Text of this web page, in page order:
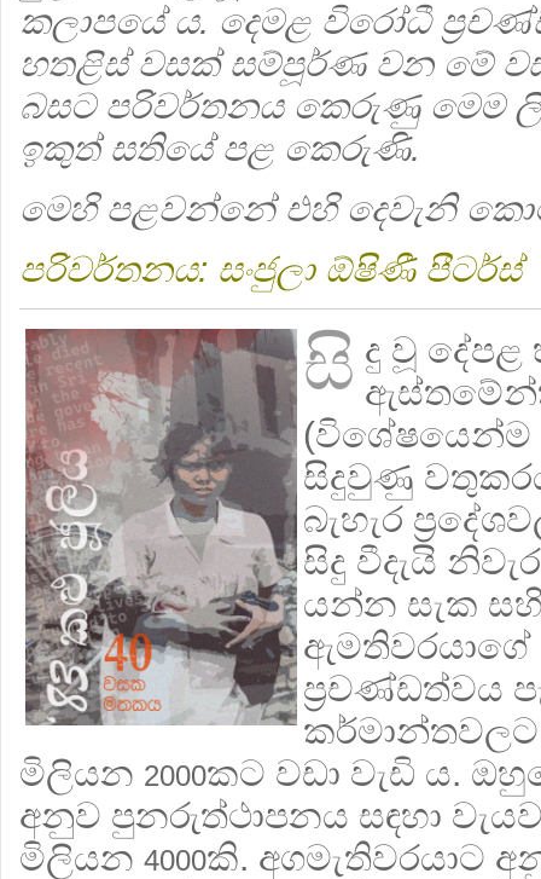
කලාපයේ ය. දෙමළ විරෝධී
හතළිස් වසක් සම්පූර්ණ වන මේ
බසට පරිවර්තනය කෙරුණු මෙම
ඉකුත් සතියේ පළ කෙරුණි.
මෙහි පළවන්නේ එහි දෙවැනි
පරිවර්තනය: සංජුලා ඕෂිණී පීටර්ස්
සි දු වූ දේපළ
(විශේෂයෙන්ම
සිදුවුණු
බැහැර
සිදු වීදැයි
යන්න සැක
ප්‍රචණ්ඩත්වය
මිලියන 2000කට වඩා වැඩි ය.
අනුව පුනරුත්ථාපනය සඳහා
මිලියන 4000කි. අගමැතිවරයාට